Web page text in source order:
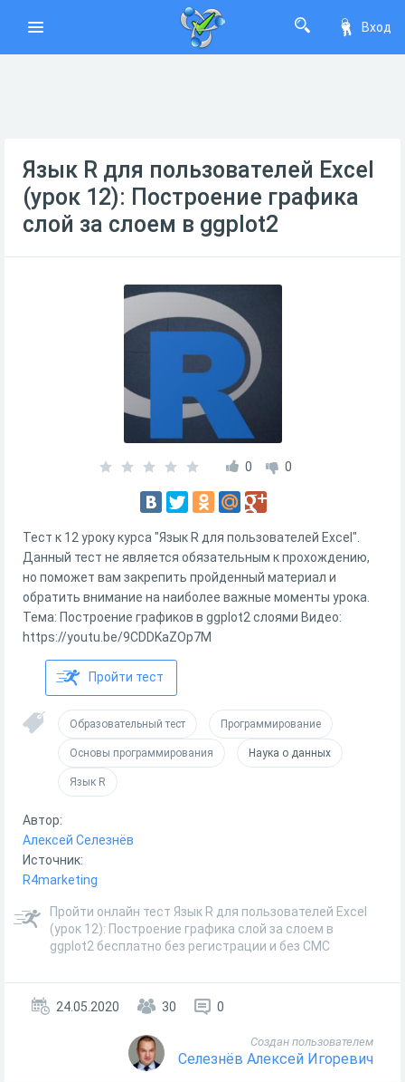
Вход
Язык R для пользователей Excel
(урок 12): Построение графика
слой за слоем в ggplot2
0 0
Тест к 12 уроку курса "Язык R для пользователей Excel".
Данный тест не является обязательным к прохождению,
но поможет вам закрепить пройденный материал и
обратить внимание на наиболее важные моменты урока.
Тема: Построение графиков в ggplot2 слоями Видео:
https://youtu.be/9CDDKaZOp7M
Пройти тест
Образовательный тест Программирование
Основы программирования Наука о данных
Язык R
Автор:
Алексей Селезнёв
Источник:
R4marketing
Пройти онлайн тест Язык R для пользователей Excel
(урок 12): Построение графика слой за слоем в
ggplot2 бесплатно без регистрации и без СМС
24.05.2020 30 0
Создан пользователем
Селезнёв Алексей Игоревич